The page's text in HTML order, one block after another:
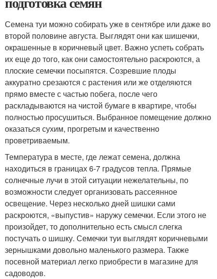
Семена туи можно собирать уже в сентябре или даже во
второй половине августа. Выглядят они как шишечки,
окрашенные в коричневый цвет. Важно успеть собрать
их еще до того, как они самостоятельно раскроются, а
плоские семечки посыпятся. Созревшие плоды
аккуратно срезаются с растения или же отделяются
прямо вместе с частью побега, после чего
раскладываются на чистой бумаге в квартире, чтобы
полностью просушиться. Выбранное помещение должно
оказаться сухим, прогретым и качественно
проветриваемым.
Температура в месте, где лежат семена, должна
находиться в границах 6-7 градусов тепла. Прямые
солнечные лучи в этой ситуации нежелательны, по
возможности следует организовать рассеянное
освещение. Через несколько дней шишки сами
раскроются, «выпустив» наружу семечки. Если этого не
произойдет, то дополнительно есть смысл слегка
постучать о шишку. Семечки туи выглядят коричневыми
зернышками довольно маленького размера. Также
посевной материал легко приобрести в магазине для
садоводов.